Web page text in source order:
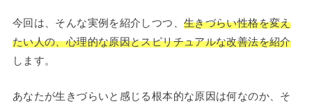
今回は、そんな実例を紹介しつつ、 生きづらい性格を変え
たい人の、心理的な原因とスピリチュアルな改善法を紹介
します。
あなたが生きづらいと感じる根本的な原因は何なのか、そ